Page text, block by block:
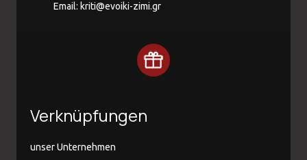
Email: kriti@evoiki-zimi.gr
Verknüpfungen
unser Unternehmen